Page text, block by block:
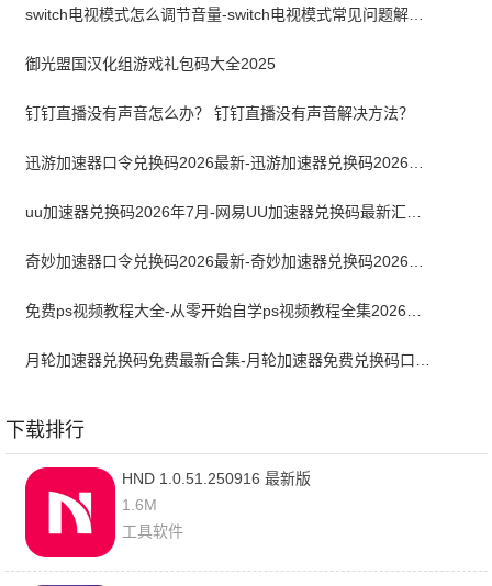
switch电视模式怎么调节音量-switch电视模式常见问题解决方案
御光盟国汉化组游戏礼包码大全2025
钉钉直播没有声音怎么办？ 钉钉直播没有声音解决方法？
下载排行
HND 1.0.51.250916 最新版
1.6M
工具软件